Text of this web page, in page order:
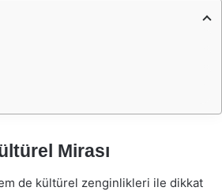
Mirası
de kültürel zenginlikleri ile dikkat